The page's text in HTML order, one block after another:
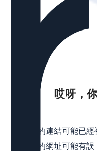
哎呀，
點擊的連結可能已
輸入的網址可能有誤